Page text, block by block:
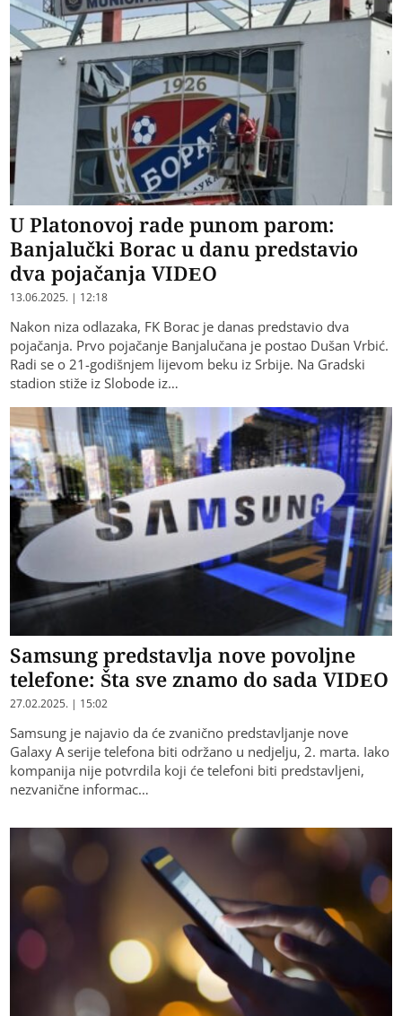
U Platonovoj rade punom parom:
Banjalučki Borac u danu predstavio
dva pojačanja VIDEO
13.06.2025. | 12:18
Nakon niza odlazaka, FK Borac je danas predstavio dva
pojačanja. Prvo pojačanje Banjalučana je postao Dušan Vrbić.
Radi se o 21-godišnjem lijevom beku iz Srbije. Na Gradski
stadion stiže iz Slobode iz…
Samsung predstavlja nove povoljne
telefone: Šta sve znamo do sada VIDEO
27.02.2025. | 15:02
Samsung je najavio da će zvanično predstavljanje nove
Galaxy A serije telefona biti održano u nedjelju, 2. marta. Iako
kompanija nije potvrdila koji će telefoni biti predstavljeni,
nezvanične informac…